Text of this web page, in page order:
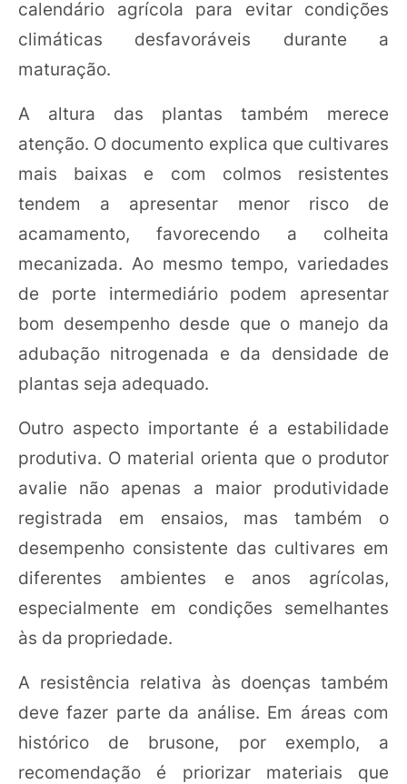
calendário agrícola para evitar condições
climáticas desfavoráveis durante a
maturação.
A altura das plantas também merece
atenção. O documento explica que cultivares
mais baixas e com colmos resistentes
tendem a apresentar menor risco de
acamamento, favorecendo a colheita
mecanizada. Ao mesmo tempo, variedades
de porte intermediário podem apresentar
bom desempenho desde que o manejo da
adubação nitrogenada e da densidade de
plantas seja adequado.
Outro aspecto importante é a estabilidade
produtiva. O material orienta que o produtor
avalie não apenas a maior produtividade
registrada em ensaios, mas também o
desempenho consistente das cultivares em
diferentes ambientes e anos agrícolas,
especialmente em condições semelhantes
às da propriedade.
A resistência relativa às doenças também
deve fazer parte da análise. Em áreas com
histórico de brusone, por exemplo, a
recomendação é priorizar materiais que